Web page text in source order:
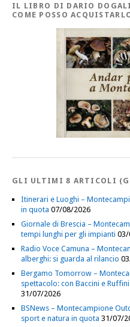
IL LIBRO DI DARIO
COME POSSO
GLI ULTIMI 8 ARTICOLI
Itinerari e Luoghi –
in quota 07/08/2026
Giornale di Brescia –
tempi lunghi per gli impianti 03/
Radio Voce Camuna –
alberghi: si guarda al rilancio
Bergamo Tomorrow –
spettacolo: con Baccini e
31/07/2026
BSNews – Montecampione
sport e natura in quota 31/07/